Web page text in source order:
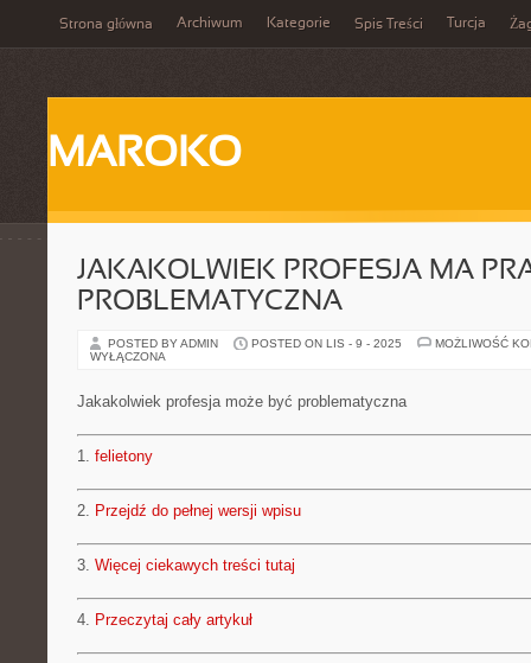
Strona główna Archiwum Kategorie Spis Treści Turcja
MAROKO
JAKAKOLWIEK PROFESJA MA
PROBLEMATYCZNA
POSTED BY ADMIN POSTED ON LIS - 9 - 2025
MOŻLIWOŚĆ
WYŁĄCZONA
Jakakolwiek profesja może być problematyczna
1. felietony
2. Przejdź do pełnej wersji wpisu
3. Więcej ciekawych treści tutaj
4. Przeczytaj cały artykuł